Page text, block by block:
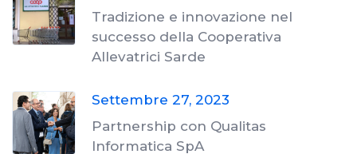
Tradizione e innovazione nel
successo della Cooperativa
Allevatrici Sarde
Settembre 27, 2023
Partnership con Qualitas
Informatica SpA